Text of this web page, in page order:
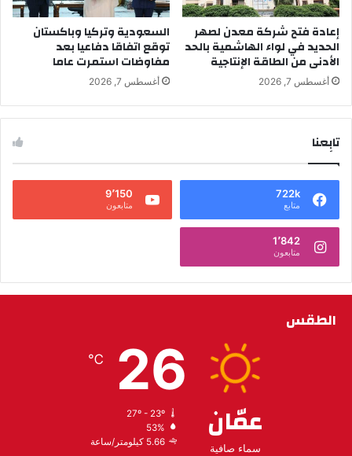
إعادة فتح شركة معدن لصهر
الحديد في لواء الهاشمية بالحد
الأدنى من الطاقة الإنتاجية
أغسطس 7, 2026
السعودية وتركيا وباكستان
توقع اتفاقا دفاعيا بعد
مفاوضات استمرت عاما
أغسطس 7, 2026
تابِعنا
722k
متابع
9٬150
متابعون
1٬842
متابعون
الطقس
عمّان
سماء صافية
26
℃
27º - 23º
53%
5.66 كيلومتر/ساعة